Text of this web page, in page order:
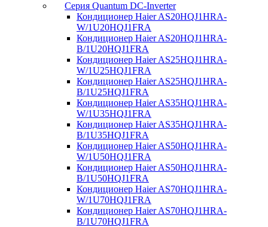
Серия Quantum DC-Inverter
Кондиционер Haier AS20HQJ1HRA-
W/1U20HQJ1FRA
Кондиционер Haier AS20HQJ1HRA-
B/1U20HQJ1FRA
Кондиционер Haier AS25HQJ1HRA-
W/1U25HQJ1FRA
Кондиционер Haier AS25HQJ1HRA-
B/1U25HQJ1FRA
Кондиционер Haier AS35HQJ1HRA-
W/1U35HQJ1FRA
Кондиционер Haier AS35HQJ1HRA-
B/1U35HQJ1FRA
Кондиционер Haier AS50HQJ1HRA-
W/1U50HQJ1FRA
Кондиционер Haier AS50HQJ1HRA-
B/1U50HQJ1FRA
Кондиционер Haier AS70HQJ1HRA-
W/1U70HQJ1FRA
Кондиционер Haier AS70HQJ1HRA-
B/1U70HQJ1FRA